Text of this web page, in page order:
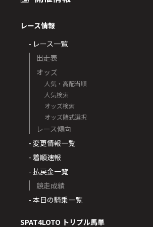
レース情報
- レース一覧
出走表
オッズ
人気・高配当順
人気検索
オッズ検索
オッズ賭式選択
レース傾向
- 変更情報一覧
- 着順速報
- 払戻金一覧
競走成績
- 本日の騎乗一覧
SPAT4LOTO トリプル馬単